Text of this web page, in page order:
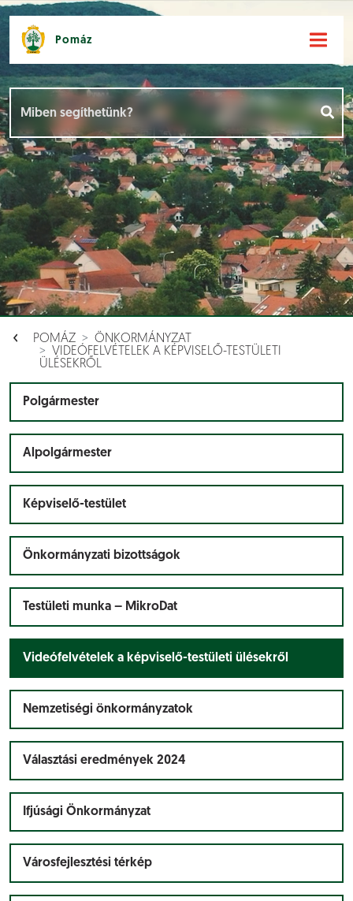
Pomáz
POMÁZ
ÖNKORMÁNYZAT
VIDEÓFELVÉTELEK A KÉPVISELŐ-TESTÜLETI
ÜLÉSEKRŐL
Polgármester
Alpolgármester
Képviselő-testület
Önkormányzati bizottságok
Testületi munka – MikroDat
Videófelvételek a képviselő-testületi ülésekről
Nemzetiségi önkormányzatok
Választási eredmények 2024
Ifjúsági Önkormányzat
Városfejlesztési térkép
Események []
Dokumentumok [ ]
Aloldalak []